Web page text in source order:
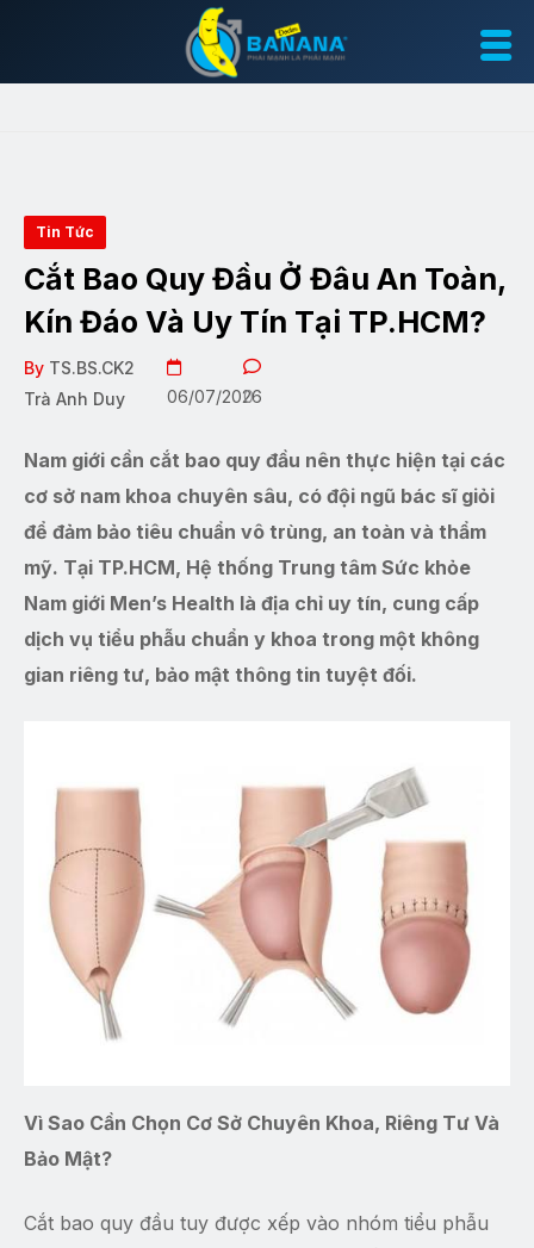
Tin Tức
Cắt Bao Quy Đầu Ở Đâu An Toàn,
Kín Đáo Và Uy Tín Tại TP.HCM?
By TS.BS.CK2
Trà Anh Duy
06/07/2026
0
Nam giới cần cắt bao quy đầu nên thực hiện tại các
cơ sở nam khoa chuyên sâu, có đội ngũ bác sĩ giỏi
để đảm bảo tiêu chuẩn vô trùng, an toàn và thẩm
mỹ. Tại TP.HCM, Hệ thống Trung tâm Sức khỏe
Nam giới Men’s Health là địa chỉ uy tín, cung cấp
dịch vụ tiểu phẫu chuẩn y khoa trong một không
gian riêng tư, bảo mật thông tin tuyệt đối.
Vì Sao Cần Chọn Cơ Sở Chuyên Khoa, Riêng Tư Và
Bảo Mật?
Cắt bao quy đầu tuy được xếp vào nhóm tiểu phẫu